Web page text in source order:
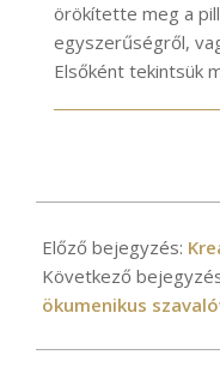
örökítette meg a
egyszerűségről,
Elsőként tekintsük
04-
16
Előző bejegyzés:
Következő
ökumenikus